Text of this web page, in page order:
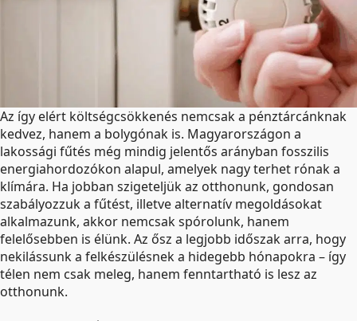
Az így elért költségcsökkenés nemcsak a pénztárcánknak
kedvez, hanem a bolygónak is. Magyarországon a
lakossági fűtés még mindig jelentős arányban fosszilis
energiahordozókon alapul, amelyek nagy terhet rónak a
klímára. Ha jobban szigeteljük az otthonunk, gondosan
szabályozzuk a fűtést, illetve alternatív megoldásokat
alkalmazunk, akkor nemcsak spórolunk, hanem
felelősebben is élünk. Az ősz a legjobb időszak arra, hogy
nekilássunk a felkészülésnek a hidegebb hónapokra – így
télen nem csak meleg, hanem fenntartható is lesz az
otthonunk.